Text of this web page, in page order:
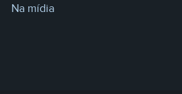
Na mídia